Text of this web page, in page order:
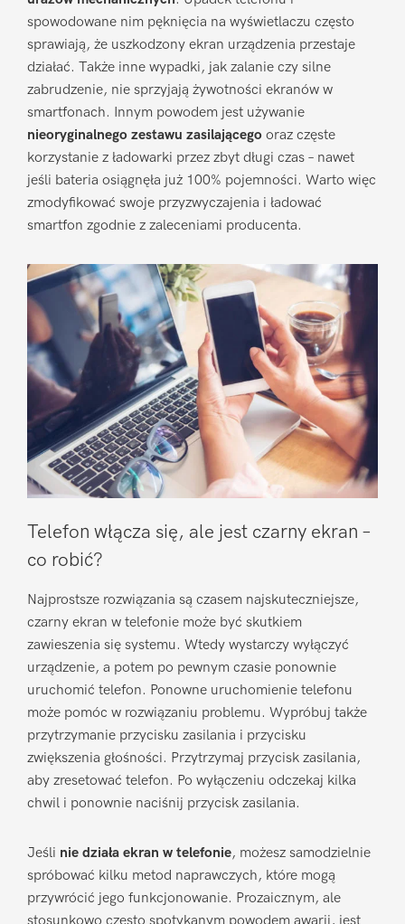
spowodowane nim pęknięcia na wyświetlaczu często
sprawiają, że uszkodzony ekran urządzenia przestaje
działać. Także inne wypadki, jak zalanie czy silne
zabrudzenie, nie sprzyjają żywotności ekranów w
smartfonach. Innym powodem jest używanie
nieoryginalnego zestawu zasilającego oraz częste
korzystanie z ładowarki przez zbyt długi czas – nawet
jeśli bateria osiągnęła już 100% pojemności. Warto więc
zmodyfikować swoje przyzwyczajenia i ładować
smartfon zgodnie z zaleceniami producenta.
Telefon włącza się, ale jest czarny ekran –
co robić?
Najprostsze rozwiązania są czasem najskuteczniejsze,
czarny ekran w telefonie może być skutkiem
zawieszenia się systemu. Wtedy wystarczy wyłączyć
urządzenie, a potem po pewnym czasie ponownie
uruchomić telefon. Ponowne uruchomienie telefonu
może pomóc w rozwiązaniu problemu. Wypróbuj także
przytrzymanie przycisku zasilania i przycisku
zwiększenia głośności. Przytrzymaj przycisk zasilania,
aby zresetować telefon. Po wyłączeniu odczekaj kilka
chwil i ponownie naciśnij przycisk zasilania.
Jeśli nie działa ekran w telefonie, możesz samodzielnie
spróbować kilku metod naprawczych, które mogą
przywrócić jego funkcjonowanie. Prozaicznym, ale